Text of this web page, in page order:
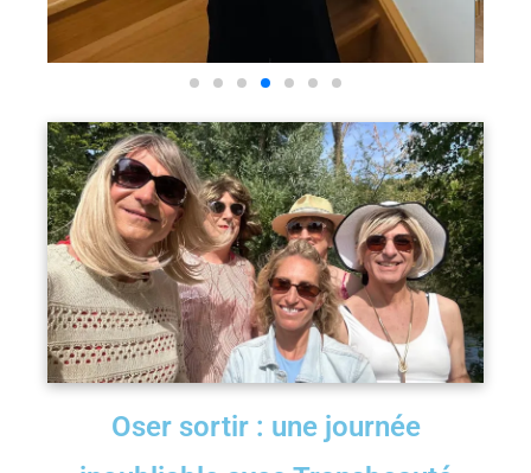
Oser sortir : une journée